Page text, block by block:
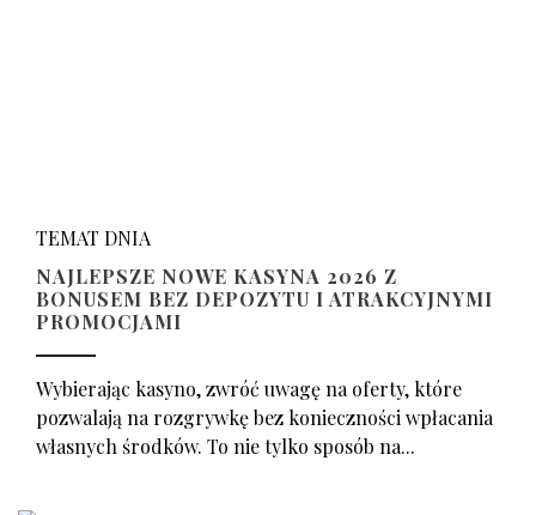
TEMAT DNIA
NAJLEPSZE NOWE KASYNA 2026 Z
BONUSEM BEZ DEPOZYTU I ATRAKCYJNYMI
PROMOCJAMI
Wybierając kasyno, zwróć uwagę na oferty, które
pozwalają na rozgrywkę bez konieczności wpłacania
własnych środków. To nie tylko sposób na...